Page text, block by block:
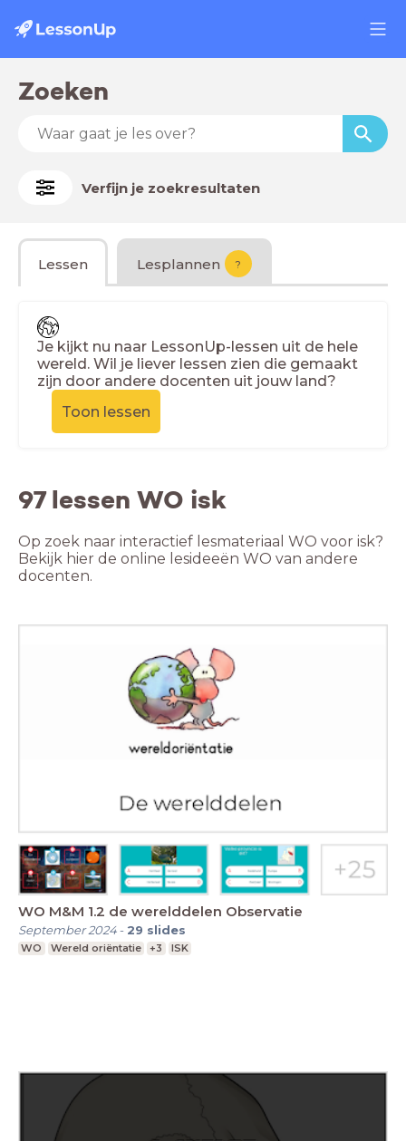
Zoeken
Verfijn je zoekresultaten
Lessen Lesplannen ?
Je kijkt nu naar LessonUp-lessen uit de hele
wereld. Wil je liever lessen zien die gemaakt
zijn door andere docenten uit jouw land?
Toon lessen
97 lessen WO isk
Op zoek naar interactief lesmateriaal WO voor isk?
Bekijk hier de online lesideeën WO van andere
docenten.
WO M&M 1.2 de werelddelen Observatie
September 2024- 29 slides
WO Wereld oriëntatie +3 ISK